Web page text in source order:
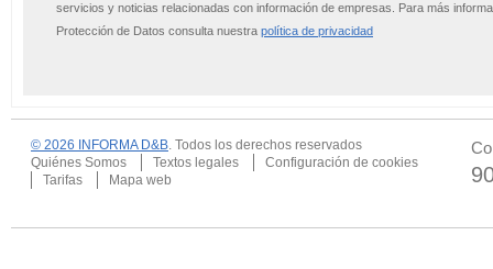
servicios y noticias relacionadas con información de empresas. Para más
Protección de Datos consulta nuestra política de privacidad
© 2026 INFORMA D&B. Todos los derechos reservados
Quiénes Somos
Textos legales
Configuración de cookies
Tarifas
Mapa web